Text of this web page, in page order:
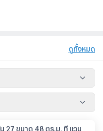
ดูทั้งหมด
27 ขนาด 48 ตร.ม. ที่ แวน